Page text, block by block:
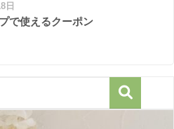
日
で使えるクーポン